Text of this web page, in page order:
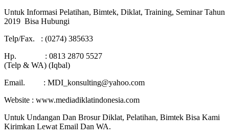
Untuk Informasi Pelatihan, Bimtek, Diklat, Training, Seminar Tahun
2019 Bisa Hubungi
Telp/Fax. : (0274) 385633
Hp. : 0813 2870 5527
(Telp & WA) (Iqbal)
Email. : MDI_konsulting@yahoo.com
Website : www.mediadiklatindonesia.com
Untuk Undangan Dan Brosur Diklat, Pelatihan, Bimtek Bisa Kami
Kirimkan Lewat Email Dan WA.